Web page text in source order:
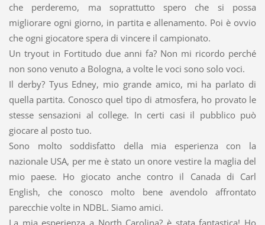
che perderemo, ma soprattutto spero che si possa
migliorare ogni giorno, in partita e allenamento. Poi è ovvio
che ogni giocatore spera di vincere il campionato.
Un tryout in Fortitudo due anni fa? Non mi ricordo perché
non sono venuto a Bologna, a volte le voci sono solo voci.
Il derby? Tyus Edney, mio grande amico, mi ha parlato di
quella partita. Conosco quel tipo di atmosfera, ho provato le
stesse sensazioni al college. In certi casi il pubblico può
giocare al posto tuo.
Sono molto soddisfatto della mia esperienza con la
nazionale USA, per me è stato un onore vestire la maglia del
mio paese. Ho giocato anche contro il Canada di Carl
English, che conosco molto bene avendolo affrontato
parecchie volte in NDBL. Siamo amici.
La mia esperienza a North Carolina? è stata fantastica! Ho